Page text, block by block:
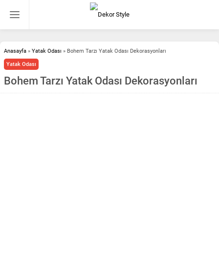
Anasayfa » Yatak Odası » Bohem Tarzı Yatak Odası Dekorasyonları
Yatak Odası
Bohem Tarzı Yatak Odası Dekorasyonları